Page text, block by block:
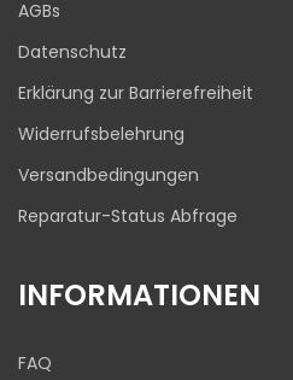
AGBs
Datenschutz
Erklärung zur Barrierefreiheit
Widerrufsbelehrung
Versandbedingungen
Reparatur-Status Abfrage
INFORMATIONEN
FAQ